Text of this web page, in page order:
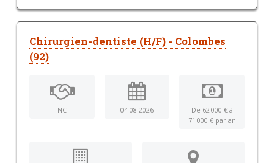
Chirurgien-dentiste (H/F) - Colombes
(92)
NC 04-08-2026
De 62 000 € à
71 000 € par an